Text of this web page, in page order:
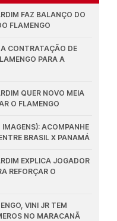
FAZ BALANÇO DO
FLAMENGO
CONTRATAÇÃO DE
PARA A
QUER NOVO MEIA
O FLAMENGO
ACOMPANHE
BRASIL X PANAMÁ
EXPLICA JOGADOR
REFORÇAR O
VINI JR TEM
NO MARACANÃ